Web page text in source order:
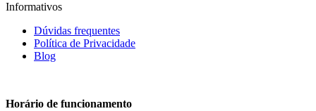
Informativos
Dúvidas frequentes
Política de Privacidade
Blog
Horário de funcionamento